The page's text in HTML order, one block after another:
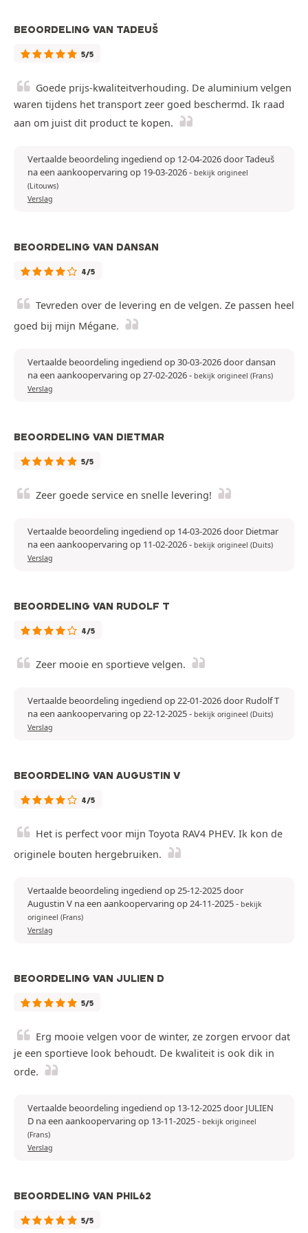
BEOORDELING VAN TADEUŠ
5/5
Goede prijs-kwaliteitverhouding. De aluminium velgen
waren tijdens het transport zeer goed beschermd. Ik raad
aan om juist dit product te kopen.
Vertaalde beoordeling ingediend op 12-04-2026 door Tadeuš
na een aankoopervaring op 19-03-2026- bekijk origineel
(Litouws)
Verslag
BEOORDELING VAN DANSAN
4/5
Tevreden over de levering en de velgen. Ze passen heel
goed bij mijn Mégane.
Vertaalde beoordeling ingediend op 30-03-2026 door dansan
na een aankoopervaring op 27-02-2026- bekijk origineel (Frans)
Verslag
BEOORDELING VAN DIETMAR
5/5
Zeer goede service en snelle levering!
Vertaalde beoordeling ingediend op 14-03-2026 door Dietmar
na een aankoopervaring op 11-02-2026- bekijk origineel (Duits)
Verslag
BEOORDELING VAN RUDOLF T
4/5
Zeer mooie en sportieve velgen.
Vertaalde beoordeling ingediend op 22-01-2026 door Rudolf T
na een aankoopervaring op 22-12-2025- bekijk origineel (Duits)
Verslag
BEOORDELING VAN AUGUSTIN V
4/5
Het is perfect voor mijn Toyota RAV4 PHEV. Ik kon de
originele bouten hergebruiken.
Vertaalde beoordeling ingediend op 25-12-2025 door
Augustin V na een aankoopervaring op 24-11-2025- bekijk
origineel (Frans)
Verslag
BEOORDELING VAN JULIEN D
5/5
Erg mooie velgen voor de winter, ze zorgen ervoor dat
je een sportieve look behoudt. De kwaliteit is ook dik in
orde.
Vertaalde beoordeling ingediend op 13-12-2025 door JULIEN
D na een aankoopervaring op 13-11-2025- bekijk origineel
(Frans)
Verslag
BEOORDELING VAN PHIL62
5/5